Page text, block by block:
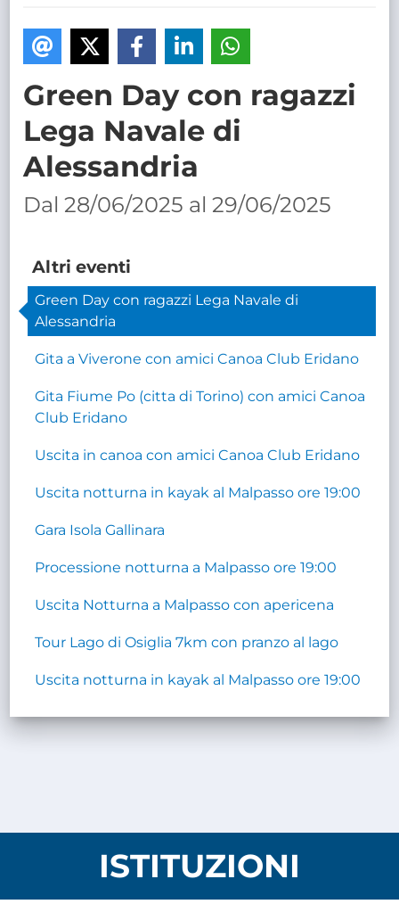
Green Day con ragazzi
Lega Navale di
Alessandria
Dal 28/06/2025 al 29/06/2025
Altri eventi
Green Day con ragazzi Lega Navale di
Alessandria
Gita a Viverone con amici Canoa Club Eridano
Gita Fiume Po (citta di Torino) con amici Canoa
Club Eridano
Uscita in canoa con amici Canoa Club Eridano
Uscita notturna in kayak al Malpasso ore 19:00
Gara Isola Gallinara
Processione notturna a Malpasso ore 19:00
Uscita Notturna a Malpasso con apericena
Tour Lago di Osiglia 7km con pranzo al lago
Uscita notturna in kayak al Malpasso ore 19:00
ISTITUZIONI